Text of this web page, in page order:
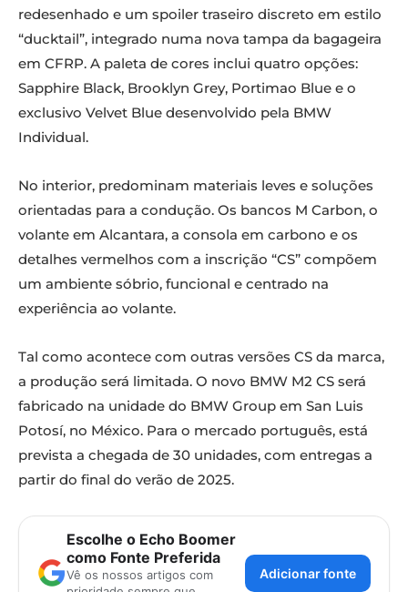
redesenhado e um spoiler traseiro discreto em estilo
“ducktail”, integrado numa nova tampa da bagageira
em CFRP. A paleta de cores inclui quatro opções:
Sapphire Black, Brooklyn Grey, Portimao Blue e o
exclusivo Velvet Blue desenvolvido pela BMW
Individual.
No interior, predominam materiais leves e soluções
orientadas para a condução. Os bancos M Carbon, o
volante em Alcantara, a consola em carbono e os
detalhes vermelhos com a inscrição “CS” compõem
um ambiente sóbrio, funcional e centrado na
experiência ao volante.
Tal como acontece com outras versões CS da marca,
a produção será limitada. O novo BMW M2 CS será
fabricado na unidade do BMW Group em San Luis
Potosí, no México. Para o mercado português, está
prevista a chegada de 30 unidades, com entregas a
partir do final do verão de 2025.
Escolhe o Echo Boomer
como Fonte Preferida
Vê os nossos artigos com
Adicionar fonte